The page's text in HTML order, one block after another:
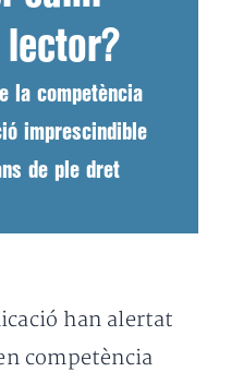
lector?
la competència
imprescindible
de ple dret
han alertat
competència